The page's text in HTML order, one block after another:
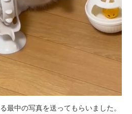
最中の写真を送ってもらいました。